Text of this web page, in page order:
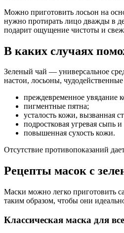
Можно приготовить лосьон на
нужно протирать лицо дважды в
подарит ощущение чистоты и
В каких случаях
Зеленый чай — универсальное
настои, лосьоны,
преждевременное увядание
пигментные пятна;
усталость кожи, вызванная
подростковая угревая
повышенная сухость кожи.
Отсутствие противопоказаний
Рецепты масок с
Маски можно легко приготовить
таким образом, чтобы они
Классическая маска для